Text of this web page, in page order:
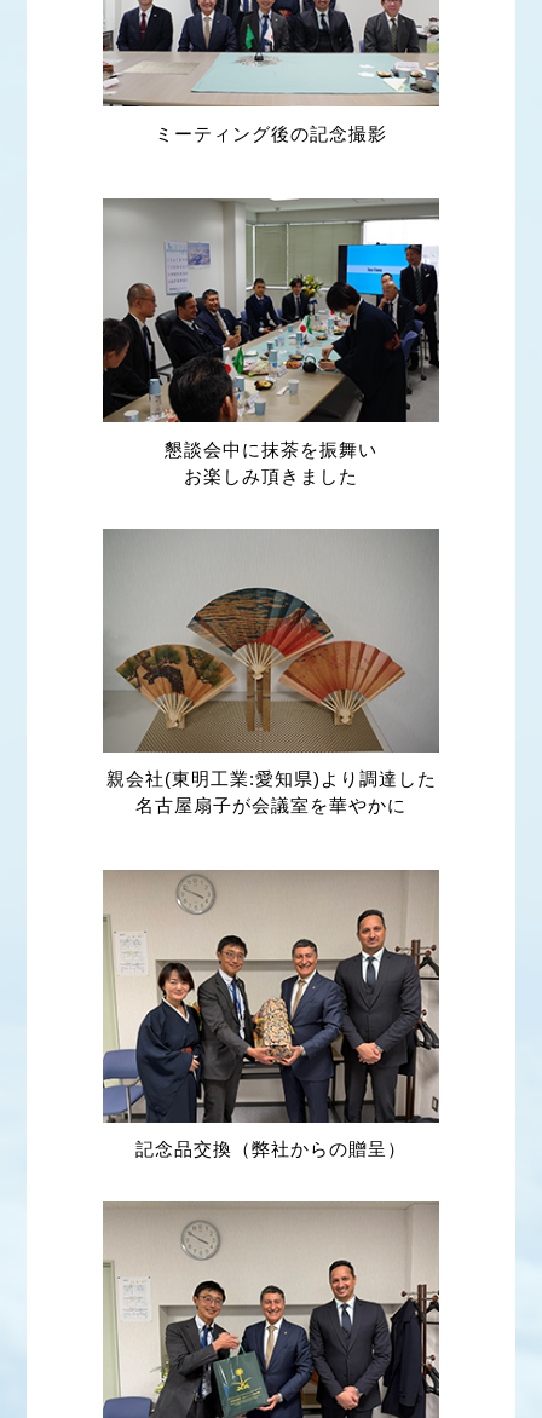
ミーティング後の記念撮影
懇談会中に抹茶を振舞い
お楽しみ頂きました
親会社(東明工業:愛知県)より調達した
名古屋扇子が会議室を華やかに
記念品交換（弊社からの贈呈）